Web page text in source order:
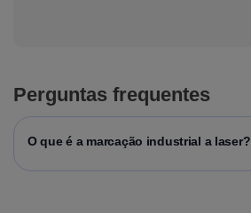
Perguntas frequentes
O que é a marcação industrial a laser?